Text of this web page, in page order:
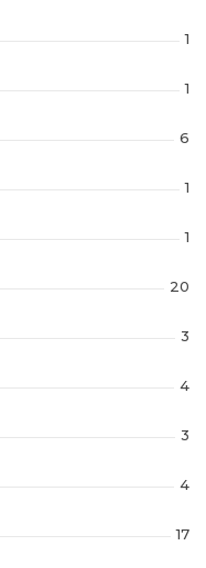
1
1
6
1
1
20
3
4
3
4
17